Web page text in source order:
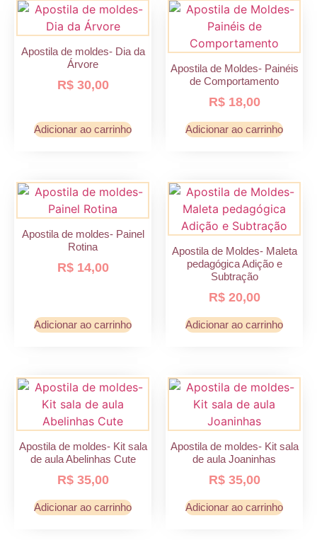
Apostila de moldes- Dia da
Árvore
R$30,00
Adicionar ao carrinho
Apostila de Moldes- Painéis
de Comportamento
R$18,00
Adicionar ao carrinho
Apostila de moldes- Painel
Rotina
R$14,00
Adicionar ao carrinho
Apostila de Moldes- Maleta
pedagógica Adição e
Subtração
R$20,00
Adicionar ao carrinho
Apostila de moldes- Kit sala
de aula Abelinhas Cute
R$35,00
Adicionar ao carrinho
Apostila de moldes- Kit sala
de aula Joaninhas
R$35,00
Adicionar ao carrinho